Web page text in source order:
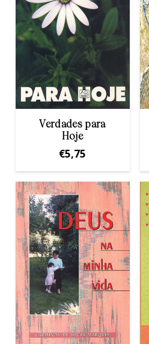
Verdades para
Hoje
€5,75